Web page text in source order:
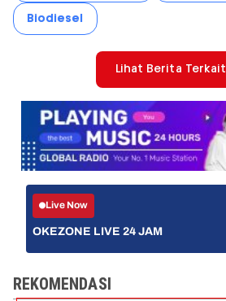
Biodiesel
Lihat Berita Terkait
Live Now
OKEZONE LIVE 24 JAM